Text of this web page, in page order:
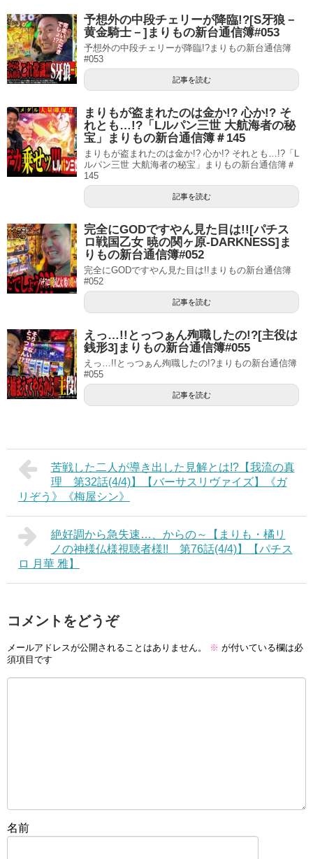
予想外の中段チェリーが降臨!?[S牙狼－
黄金騎士－]まりもの新台通信簿#053
予想外の中段チェリーが降臨!?まりもの新台通信簿
#053
記事を読む
まりもが盗まれたのは金か!? 心か!? そ
れとも…!?「Lルパン三世 大航海者の秘
宝」まりもの新台通信簿＃145
まりもが盗まれたのは金か!? 心か!? それとも…!?「L
ルパン三世 大航海者の秘宝」まりもの新台通信簿＃
145
記事を読む
完全にGODですやん見た目は!![パチス
ロ戦国乙女 暁の関ヶ原-DARKNESS]ま
りもの新台通信簿#052
完全にGODですやん見た目は!!まりもの新台通信簿
#052
記事を読む
えっ…!!とっつぁん殉職したの!?[主役は
銭形3]まりもの新台通信簿#055
えっ…!!とっつぁん殉職したの!?まりもの新台通信簿
#055
記事を読む
苦戦した二人が導き出した見解とは!?【我流の真
理 第32話(4/4)】【バーサスリヴァイズ】《ガ
リぞう》《梅屋シン》
絶好調から急失速…、からの～【まりも・橘リ
ノの神様仏様視聴者様!! 第76話(4/4)】【パチス
ロ 月華 雅】
コメントをどうぞ
メールアドレスが公開されることはありません。 ※ が付いている欄は必
須項目です
名前